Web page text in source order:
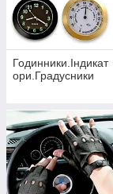
Годинники.Індикат
ори.Градусники